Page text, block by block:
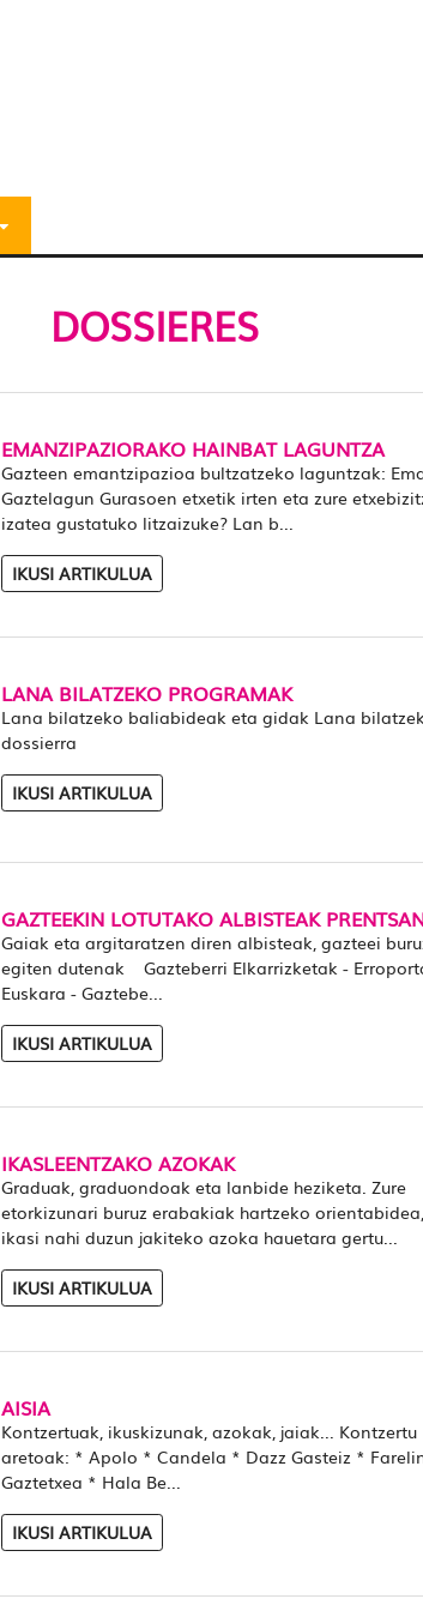
DOSSIERES
EMANZIPAZIORAKO HAINBAT LAGUNTZA
Gazteen emantzipazioa bultzatzeko laguntzak:
Gaztelagun Gurasoen etxetik irten eta zure
izatea gustatuko litzaizuke? Lan b...
IKUSI ARTIKULUA
LANA BILATZEKO PROGRAMAK
Lana bilatzeko baliabideak eta gidak Lana
dossierra
IKUSI ARTIKULUA
GAZTEEKIN LOTUTAKO ALBISTEAK
Gaiak eta argitaratzen diren albisteak, gazteei
egiten dutenak Gazteberri Elkarrizketak -
Euskara - Gaztebe...
IKUSI ARTIKULUA
IKASLEENTZAKO AZOKAK
Graduak, graduondoak eta lanbide heziketa. Zure
etorkizunari buruz erabakiak hartzeko
ikasi nahi duzun jakiteko azoka hauetara gertu...
IKUSI ARTIKULUA
AISIA
Kontzertuak, ikuskizunak, azokak, jaiak... Kontzertu
aretoak: * Apolo * Candela * Dazz Gasteiz *
Gaztetxea * Hala Be...
IKUSI ARTIKULUA